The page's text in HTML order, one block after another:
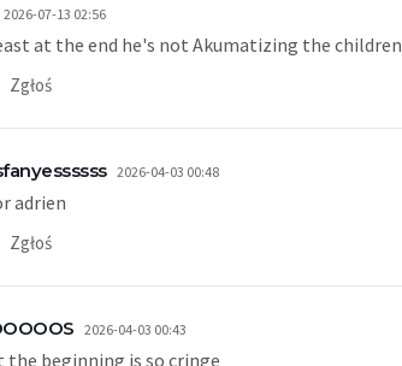
2026-07-13 02:56
at the end he's not Akumatizing the children
Zgłoś
2026-04-03 00:48
adrien
Zgłoś
2026-04-03 00:43
the beginning is so cringe